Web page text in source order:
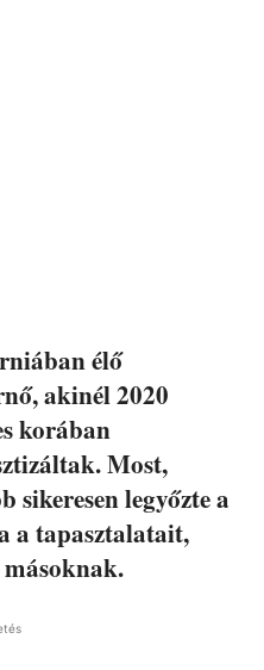
élő
akinél 2020
korában
Most,
sikeresen legyőzte a
a tapasztalatait,